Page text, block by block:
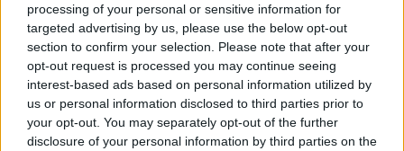
processing of your personal or sensitive information for
targeted advertising by us, please use the below opt-out
section to confirm your selection. Please note that after your
opt-out request is processed you may continue seeing
interest-based ads based on personal information utilized by
us or personal information disclosed to third parties prior to
your opt-out. You may separately opt-out of the further
disclosure of your personal information by third parties on the